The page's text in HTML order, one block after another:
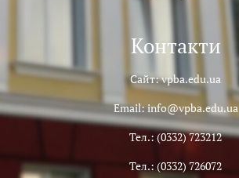
Контакти
Сайт: vpba.edu.ua
Email: info@vpba.edu.ua
Тел.: (0332) 723212
Тел.: (0332) 726072